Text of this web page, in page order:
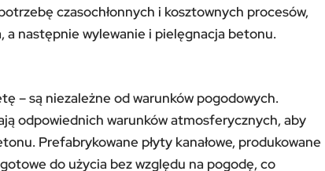
czasochłonnych i kosztownych procesów,
następnie wylewanie i pielęgnacja betonu.
– są niezależne od warunków pogodowych.
odpowiednich warunków atmosferycznych, aby
Prefabrykowane płyty kanałowe, produkowane
do użycia bez względu na pogodę, co